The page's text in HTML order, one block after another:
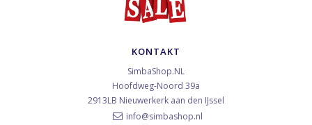
KONTAKT
SimbaShop.NL
Hoofdweg-Noord 39a
2913LB Nieuwerkerk aan den IJssel
info@simbashop.nl